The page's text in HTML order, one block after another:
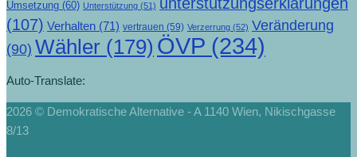
Umsetzung (60) Unterstützung (51)
(107) Verhalten (71) vertrauen (59) Verzerrung (52) Veränderung
(90) Wähler (179) ÖVP (234)
Auto-Translate:
2026 © Demokratische Alternative - A 1140 Wien, Nikischgasse
8/13